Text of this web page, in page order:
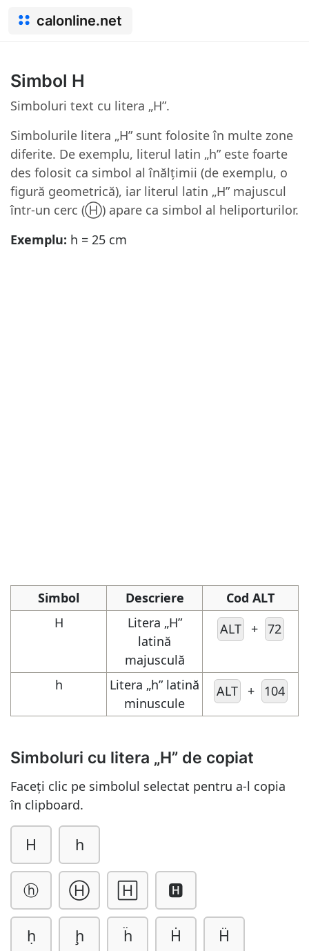
calonline.net
Simbol H
Simboluri text cu litera „H”.
Simbolurile litera „H” sunt folosite în multe zone
diferite. De exemplu, literul latin „h” este foarte
des folosit ca simbol al înălțimii (de exemplu, o
figură geometrică), iar literul latin „H” majuscul
într-un cerc (Ⓗ) apare ca simbol al heliporturilor.
Exemplu: h = 25 cm
Simbol Descriere
Cod ALT
H
Litera „H”
latină
majusculă
ALT + 72
h
Litera „h” latină
minuscule
ALT + 104
Simboluri cu litera „H” de copiat
Faceți clic pe simbolul selectat pentru a-l copia
în clipboard.
H h
ⓗ Ⓗ 🄷 🅷
ḥ ḩ ḧ Ḣ Ḧ